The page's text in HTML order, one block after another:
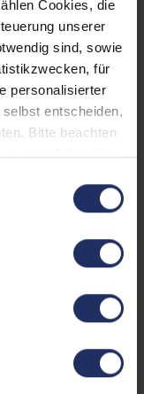
Cookies, die
unserer
sind, sowie
für
personalisierter
entscheiden,
Bitte beachten
womöglich nicht
sich auf
inklusive
geprüft. Die
über 60%.
x 19,2 mm